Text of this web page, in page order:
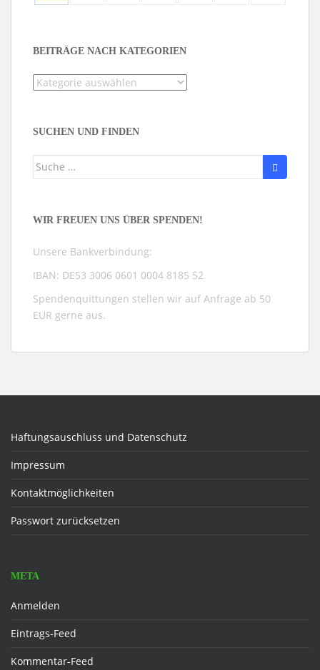
BEITRÄGE NACH KATEGORIEN
Beiträge
SUCHEN UND FINDEN
Suche
WIR FREUEN UNS ÜBER SPENDEN!
Unsere Bankverbindung:
IBAN: DE53 3006 0601 0004 8185 52
Spendenquittungen stellen wir auf Anfrage ab 50
EUR gerne aus.
Haftungsauschluss und Datenschutz
Impressum
Kontaktmöglichkeiten
Passwort zurücksetzen
META
Anmelden
Eintrags-Feed
Kommentar-Feed